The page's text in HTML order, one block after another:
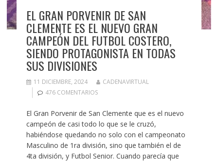
EL GRAN PORVENIR DE SAN
CLEMENTE ES EL NUEVO GRAN
CAMPEÓN DEL FUTBOL COSTERO,
SIENDO PROTAGONISTA EN TODAS
SUS DIVISIONES
11 DICIEMBRE, 2024
CADENAVIRTUAL
476 COMENTARIOS
El Gran Porvenir de San Clemente que es el nuevo
campeón de casi todo lo que se le cruzó,
habiéndose quedando no solo con el campeonato
Masculino de 1ra división, sino que también el de
4ta división, y Futbol Senior. Cuando parecía que